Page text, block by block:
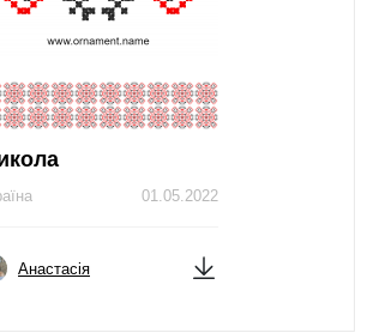
01.05.2022
Анастасія